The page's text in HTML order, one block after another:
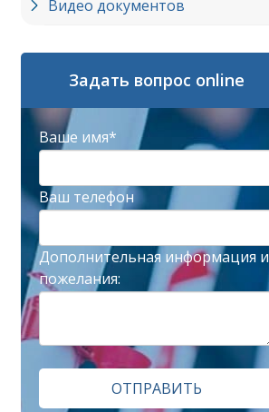
Видео документов
Задать вопрос online
Ваше имя*
Ваш телефон
Дополнительная информация и
пожелания:
ОТПРАВИТЬ